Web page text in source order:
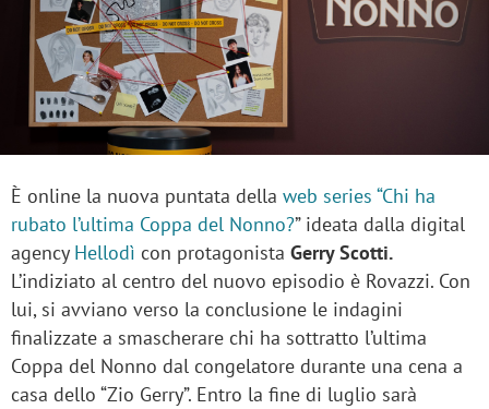
È online la nuova puntata della web series “Chi ha
rubato l’ultima Coppa del Nonno?” ideata dalla digital
agency Hellodì con protagonista Gerry Scotti.
L’indiziato al centro del nuovo episodio è Rovazzi. Con
lui, si avviano verso la conclusione le indagini
finalizzate a smascherare chi ha sottratto l’ultima
Coppa del Nonno dal congelatore durante una cena a
casa dello “Zio Gerry”. Entro la fine di luglio sarà